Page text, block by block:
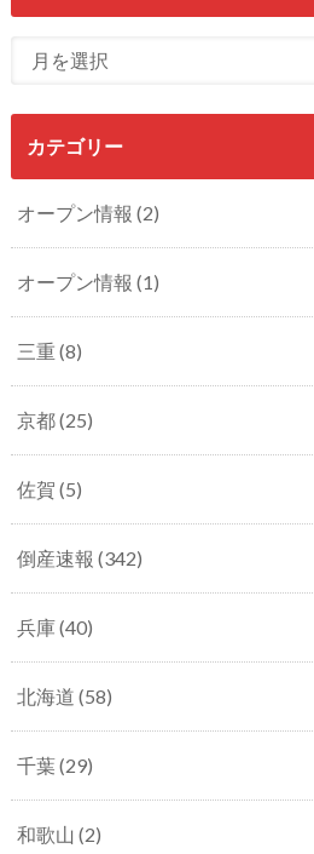
カテゴリー
オープン情報 (2)
オープン情報 (1)
三重 (8)
京都(25)
佐賀 (5)
倒産速報 (342)
兵庫(40)
北海道 (58)
千葉(29)
和歌山 (2)